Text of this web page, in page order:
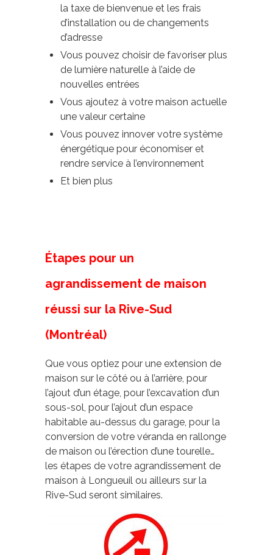
la taxe de bienvenue et les frais
d’installation ou de changements
d’adresse
Vous pouvez choisir de favoriser plus
de lumière naturelle à l’aide de
nouvelles entrées
Vous ajoutez à votre maison actuelle
une valeur certaine
Vous pouvez innover votre système
énergétique pour économiser et
rendre service à l’environnement
Et bien plus
Étapes pour un
agrandissement de maison
réussi sur la Rive-Sud
(Montréal)
Que vous optiez pour une extension de
maison sur le côté ou à l’arrière, pour
l’ajout d’un étage, pour l’excavation d’un
sous-sol, pour l’ajout d’un espace
habitable au-dessus du garage, pour la
conversion de votre véranda en rallonge
de maison ou l’érection d’une tourelle…
les étapes de votre agrandissement de
maison à Longueuil ou ailleurs sur la
Rive-Sud seront similaires.